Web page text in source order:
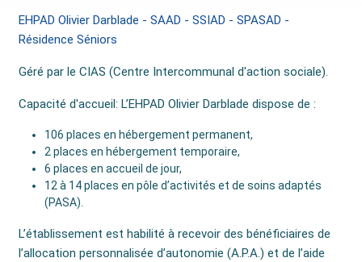
EHPAD Olivier Darblade - SAAD - SSIAD - SPASAD -
Résidence Séniors
Géré par le CIAS (Centre Intercommunal d'action sociale).
Capacité d'accueil: L’EHPAD Olivier Darblade dispose de :
106 places en hébergement permanent,
2 places en hébergement temporaire,
6 places en accueil de jour,
12 à 14 places en pôle d’activités et de soins adaptés
(PASA).
L’établissement est habilité à recevoir des bénéficiaires de
l’allocation personnalisée d’autonomie (A.P.A.) et de l’aide